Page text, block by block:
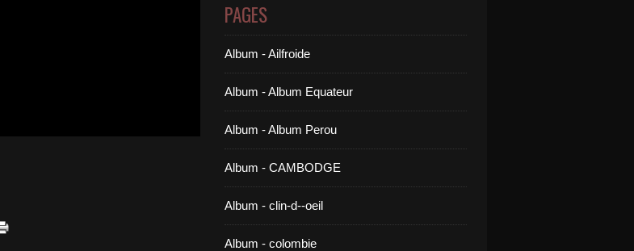
PAGES
Album - Ailfroide
Album - Album Equateur
Album - Album Perou
Album - CAMBODGE
Album - clin-d--oeil
Album - colombie